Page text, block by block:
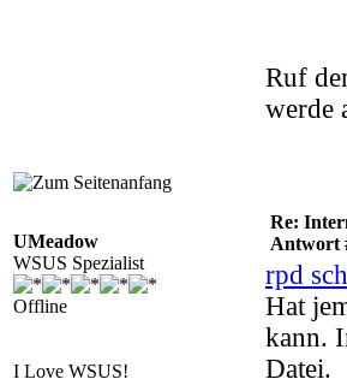
Ruf
werde
UMeadow
WSUS Spezialist
Offline
I Love WSUS!
Re:
Antwort
rpd
Hat
kann.
Datei.